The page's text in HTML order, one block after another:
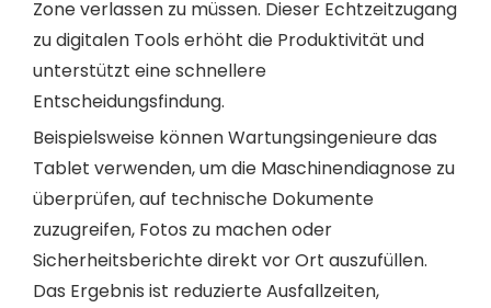
Zone verlassen zu müssen. Dieser Echtzeitzugang
zu digitalen Tools erhöht die Produktivität und
unterstützt eine schnellere
Entscheidungsfindung.
Beispielsweise können Wartungsingenieure das
Tablet verwenden, um die Maschinendiagnose zu
überprüfen, auf technische Dokumente
zuzugreifen, Fotos zu machen oder
Sicherheitsberichte direkt vor Ort auszufüllen.
Das Ergebnis ist reduzierte Ausfallzeiten,